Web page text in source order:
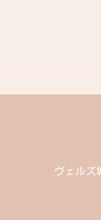
ヴェルズ